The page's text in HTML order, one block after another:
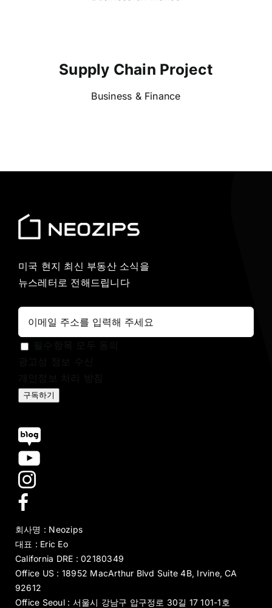
Supply Chain Project
Business & Finance
미국 현지 최신 부동산 소식을
뉴스레터로 전해드립니다
구독하기
회사명 : Neozips
대표 : Eric Eo
California DRE : 02180349
Office US : 18952 MacArthur Blvd Suite 4B, Irvine, CA
92612
Office Seoul : 서울시 강남구 압구정로 30길 17 101-1호